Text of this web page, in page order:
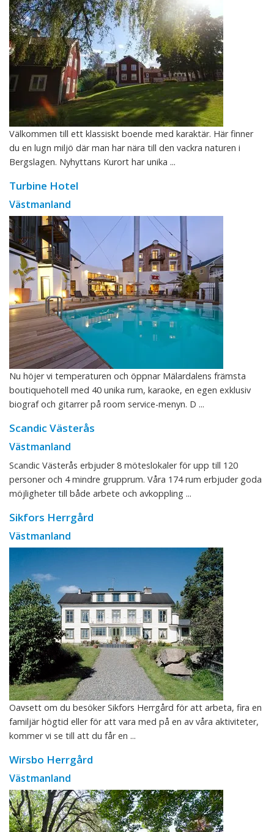
Välkommen till ett klassiskt boende med karaktär. Här finner
du en lugn miljö där man har nära till den vackra naturen i
Bergslagen. Nyhyttans Kurort har unika ...
Turbine Hotel
Västmanland
Nu höjer vi temperaturen och öppnar Mälardalens främsta
boutiquehotell med 40 unika rum, karaoke, en egen exklusiv
biograf och gitarrer på room service-menyn. D ...
Scandic Västerås
Västmanland
Scandic Västerås erbjuder 8 möteslokaler för upp till 120
personer och 4 mindre grupprum. Våra 174 rum erbjuder goda
möjligheter till både arbete och avkoppling ...
Sikfors Herrgård
Västmanland
Oavsett om du besöker Sikfors Herrgård för att arbeta, fira en
familjär högtid eller för att vara med på en av våra aktiviteter,
kommer vi se till att du får en ...
Wirsbo Herrgård
Västmanland